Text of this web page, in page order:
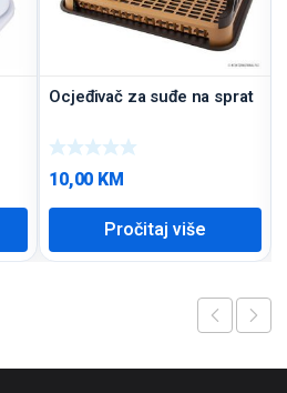
Ocjeđivač za suđe na sprat
10,00 KM
Pročitaj više